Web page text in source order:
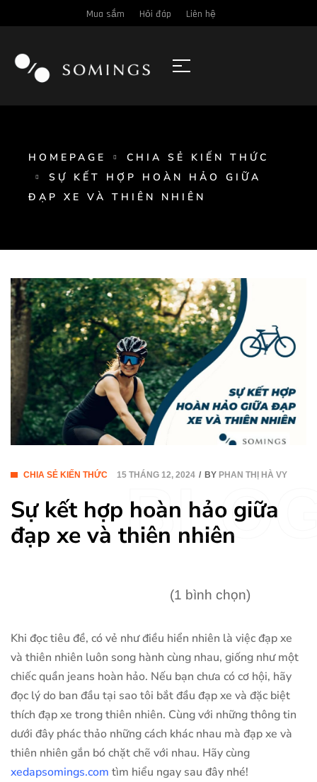
Mua sắm Hỏi đáp Liên hệ
HOMEPAGE
CHIA SẺ KIẾN THỨC
SỰ KẾT HỢP HOÀN HẢO GIỮA
ĐẠP XE VÀ THIÊN NHIÊN
CHIA SẺ KIẾN THỨC 15 THÁNG 12, 2024 BY PHAN THỊ HÀ VY
Sự kết hợp hoàn hảo giữa
đạp xe và thiên nhiên
(1 bình chọn)
Khi đọc tiêu đề, có vẻ như điều hiển nhiên là việc đạp xe
và thiên nhiên luôn song hành cùng nhau, giống như một
chiếc quần jeans hoàn hảo. Nếu bạn chưa có cơ hội, hãy
đọc lý do ban đầu tại sao tôi bắt đầu đạp xe và đặc biệt
thích đạp xe trong thiên nhiên. Cùng với những thông tin
dưới đây phác thảo những cách khác nhau mà đạp xe và
thiên nhiên gắn bó chặt chẽ với nhau. Hãy cùng
xedapsomings.com tìm hiểu ngay sau đây nhé!